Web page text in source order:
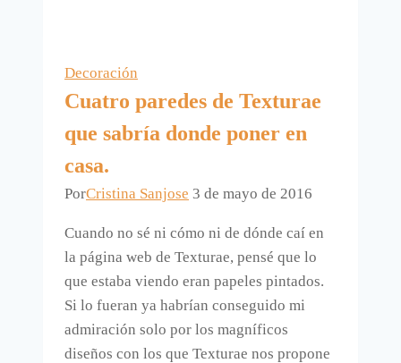
punto
de
INBJUDANDE
Decoración
Cuatro paredes de Texturae
que sabría donde poner en
casa.
PorCristina Sanjose 3 de mayo de 2016
Cuando no sé ni cómo ni de dónde caí en
la página web de Texturae, pensé que lo
que estaba viendo eran papeles pintados.
Si lo fueran ya habrían conseguido mi
admiración solo por los magníficos
diseños con los que Texturae nos propone